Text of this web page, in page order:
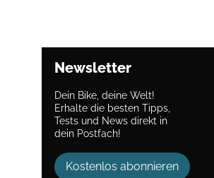
Newsletter
Dein Bike, deine Welt!
Erhalte die besten Tipps,
Tests und News direkt in
dein Postfach!
Kostenlos abonnieren